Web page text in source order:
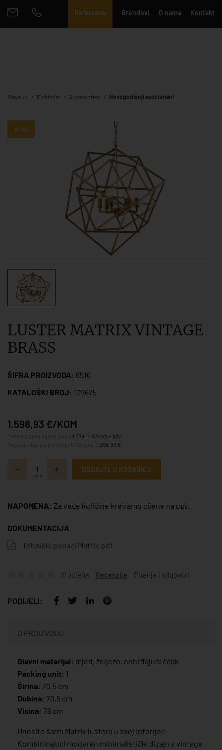
Reference Brendovi O nama Kontakt
Mayoko Eichholtz Accessories Novogodišnji asortiman!
NOVO
LUSTER MATRIX VINTAGE
BRASS
ŠIFRA PROIZVODA: 6516
KATALOŠKI BROJ: 109675
1.598,93 €/KOM
1.279,14 €/kom + pdv
1.598,93 €
kom
DODAJTE U KOŠARICU
NAPOMENA: Za veće količine kreiramo cijene na upit
DOKUMENTACIJA
Tehnički podaci Matrix.pdf
0 ocjena Recenzije Pitanja i odgovori
PODIJELI:
O PROIZVODU
Glavni materijal: mjed, željezo, nehrđajući čelik
Packing unit: 1
Širina: 70,5 cm
Dubina: 70,5 cm
Visina: 78 cm
Unesite šarm Matrix lustera u svoj interijer.
Kombinirajući moderan minimalistički dizajn s vintage